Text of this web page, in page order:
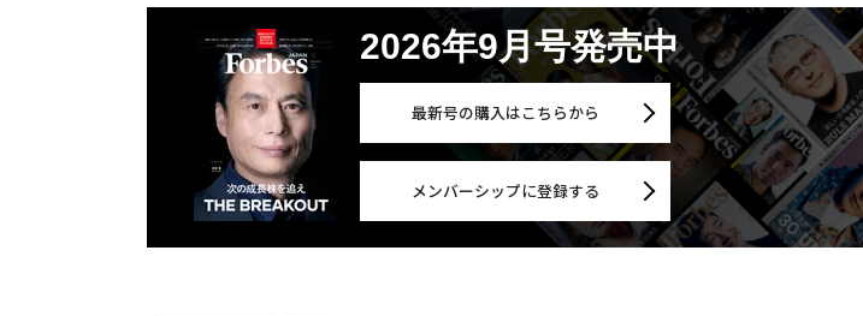
2026年9月号発売中
最新号の購入はこちらから
メンバーシップに登録する